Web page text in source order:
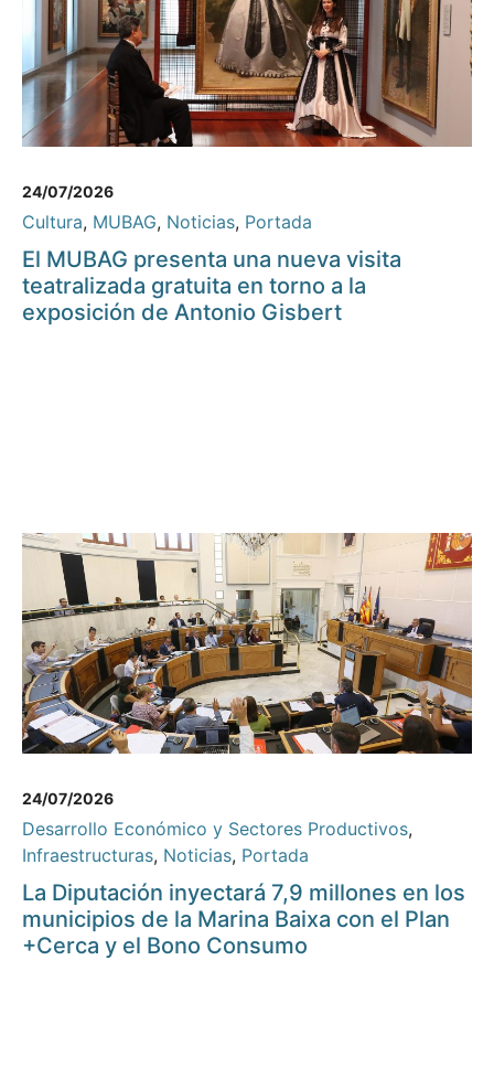
24/07/2026
Cultura, MUBAG, Noticias, Portada
El MUBAG presenta una nueva visita
teatralizada gratuita en torno a la
exposición de Antonio Gisbert
24/07/2026
Desarrollo Económico y Sectores Productivos,
Infraestructuras, Noticias, Portada
La Diputación inyectará 7,9 millones en los
municipios de la Marina Baixa con el Plan
+Cerca y el Bono Consumo